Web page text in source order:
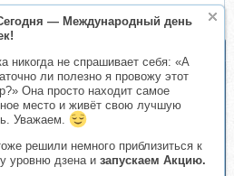
— Международный день
никогда не спрашивает себя: «А
ли полезно я провожу этот
Она просто находит самое
место и живёт свою лучшую
Уважаем.
решили немного приблизиться к
уровню дзена и запускаем Акцию.
бизнес: с 0 до 300 тыс.
Руднев)
2016 (Константин Шереметьев)
консультантов: новый IT-
Руднев)